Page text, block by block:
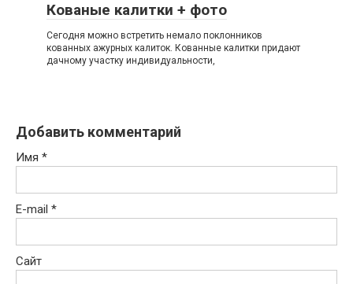
Кованые калитки + фото
Сегодня можно встретить немало поклонников
кованных ажурных калиток. Кованные калитки придают
дачному участку индивидуальности,
Добавить комментарий
Имя *
E-mail *
Сайт